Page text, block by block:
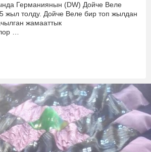
Германиянын (DW) Дойче Веле
жыл толду. Дойче Веле бир топ жылдан
жамааттык
…